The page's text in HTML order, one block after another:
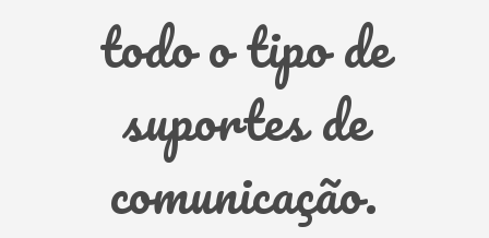
todo o tipo de
suportes de
comunicação.